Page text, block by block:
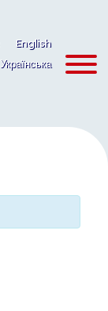
English
Українська